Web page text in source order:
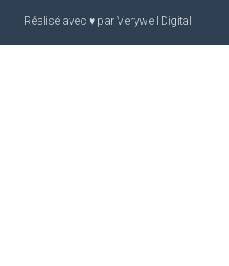
Réalisé avec ♥ parVerywell Digital